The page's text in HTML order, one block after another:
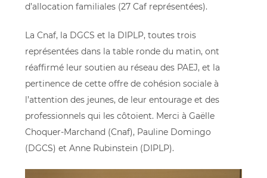
d’allocation familiales (27 Caf représentées).
La Cnaf, la DGCS et la DIPLP, toutes trois
représentées dans la table ronde du matin, ont
réaffirmé leur soutien au réseau des PAEJ, et la
pertinence de cette offre de cohésion sociale à
l’attention des jeunes, de leur entourage et des
professionnels qui les côtoient. Merci à Gaëlle
Choquer-Marchand (Cnaf), Pauline Domingo
(DGCS) et Anne Rubinstein (DIPLP).